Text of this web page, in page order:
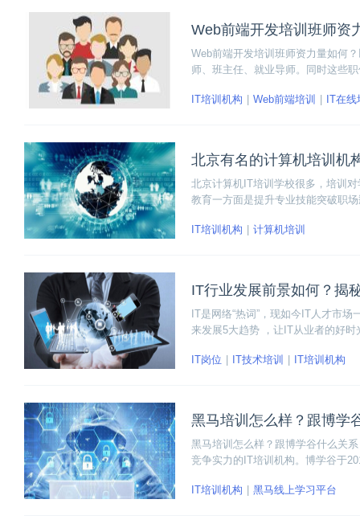
Web前端开发培训班师资
Web前端开发培训班师资力量如何
师、班主任、就业导师。同时这些
IT培训机构
Web前端培训 IT在
北京有名的计算机培训机
北京计算机IT培训学校很多，培训
教育一方面是提升专业技能突破职
IT培训机构
计算机培训
IT行业发展前景如何？揭
IT是网络“热词”，现如今IT人才市
来发展5大趋势 ，让IT从业者的好
IT岗位 IT技术培训 IT培训机构
黑马培训怎么样？跟博学
黑马培训怎么样？跟博学谷什么关
竞争实力的IT培训机构。博学谷于
IT培训机构
黑马线上学习平台